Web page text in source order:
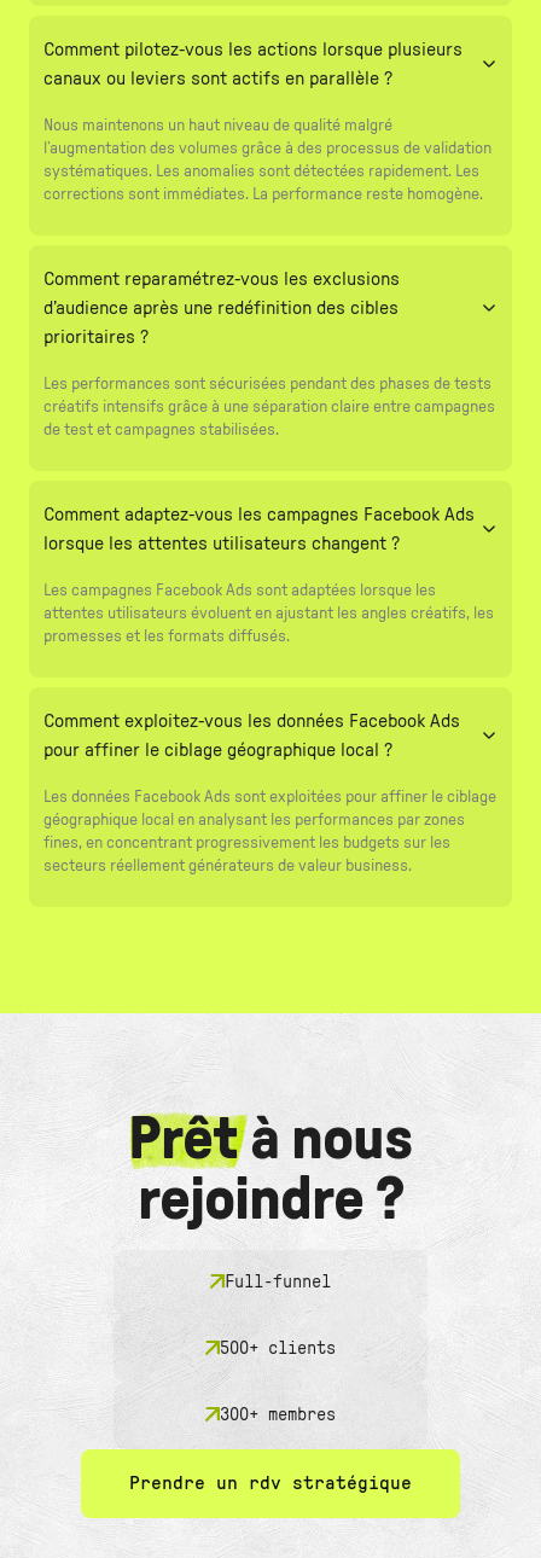
Comment pilotez-vous les actions lorsque plusieurs
canaux ou leviers sont actifs en parallèle ?
Nous maintenons un haut niveau de qualité malgré
l’augmentation des volumes grâce à des processus de validation
systématiques. Les anomalies sont détectées rapidement. Les
corrections sont immédiates. La performance reste homogène.
Comment reparamétrez-vous les exclusions
d’audience après une redéfinition des cibles
prioritaires ?
Les performances sont sécurisées pendant des phases de tests
créatifs intensifs grâce à une séparation claire entre campagnes
de test et campagnes stabilisées.
Comment adaptez-vous les campagnes Facebook Ads
lorsque les attentes utilisateurs changent ?
Les campagnes Facebook Ads sont adaptées lorsque les
attentes utilisateurs évoluent en ajustant les angles créatifs, les
promesses et les formats diffusés.
Comment exploitez-vous les données Facebook Ads
pour affiner le ciblage géographique local ?
Les données Facebook Ads sont exploitées pour affiner le ciblage
géographique local en analysant les performances par zones
fines, en concentrant progressivement les budgets sur les
secteurs réellement générateurs de valeur business.
Prêtà nous
rejoindre ?
Full-funnel
500+ clients
300+ membres
Prendre un rdv stratégique